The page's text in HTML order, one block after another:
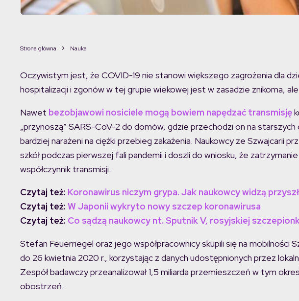
Strona główna Nauka
Oczywistym jest, że COVID-19 nie stanowi większego zagrożenia dla
hospitalizacji i zgonów w tej grupie wiekowej jest w zasadzie znikoma,
Nawet bezobjawowi nosiciele mogą bowiem napędzać transmisję
„przynoszą” SARS-CoV-2 do domów, gdzie przechodzi on na starszych
bardziej narażeni na ciężki przebieg zakażenia. Naukowcy ze Szwajcarii
szkół podczas pierwszej fali pandemii i doszli do wniosku, że
współczynnik transmisji.
Czytaj też: Koronawirus niczym grypa. Jak naukowcy widzą
Czytaj też: W Japonii wykryto nowy szczep koronawirusa
Czytaj też: Co sądzą naukowcy nt. Sputnik V, rosyjskiej
Stefan Feuerriegel oraz jego współpracownicy skupili się na mobilności
do 26 kwietnia 2020 r., korzystając z danych udostępnionych przez
Zespół badawczy przeanalizował 1,5 miliarda przemieszczeń w tym
obostrzeń.